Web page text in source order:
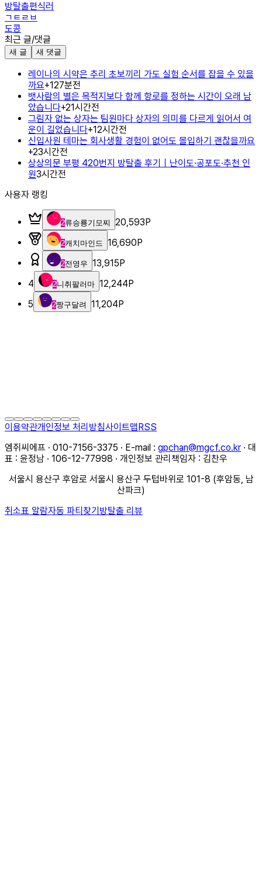
방탈출편식러
ㄱㅌㄹㅂ
도콩
최근 글/댓글
새 글 새 댓글
레이나의 시약은 추리 초보끼리 가도 실험 순서를 잡을 수 있을
까요+127분전
뱃사람의 별은 목적지보다 함께 항로를 정하는 시간이 오래 남
았습니다+21시간전
그림자 없는 상자는 팀원마다 상자의 의미를 다르게 읽어서 여
운이 길었습니다+12시간전
신입사원 테마는 회사생활 경험이 없어도 몰입하기 괜찮을까요
+23시간전
상상의문 부평 420번지 방탈출 후기｜난이도·공포도·추천 인
원3시간전
사용자 랭킹
2류승룡기모찌 20,593P
2캐치마인드 16,690P
2전영우 13,915P
4
2니취팔러마 12,244P
5
2짱구달려 11,204P
이용약관개인정보 처리방침사이트맵RSS
엠쥐씨에프 · 010-7156-3375 · E-mail : gpchan@mgcf.co.kr · 대
표 : 윤정남 · 106-12-77998 · 개인정보 관리책임자 : 김찬우
서울시 용산구 후암로 서울시 용산구 두텁바위로 101-8 (후암동, 남
산파크)
취소표 알람자동 파티찾기방탈출 리뷰